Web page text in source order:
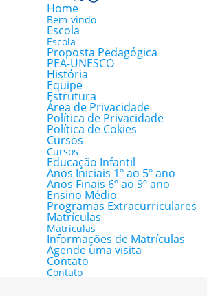
Home
Bem-vindo
Escola
Escola
Proposta Pedagógica
PEA-UNESCO
História
Equipe
Estrutura
Área de Privacidade
Política de Privacidade
Política de Cokies
Cursos
Cursos
Educação Infantil
Anos Iniciais 1º ao 5º ano
Anos Finais 6º ao 9º ano
Ensino Médio
Programas Extracurriculares
Matrículas
Matrículas
Informações de Matrículas
Agende uma visita
Contato
Contato